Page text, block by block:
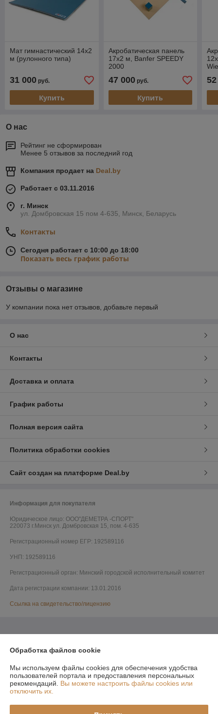
Мат гимнастический 14х2
м (рулонного типа)
31 000 руб.
Купить
Акробатическая панель
17х2 м, Banfer SPEEDY
2000
47 000руб.
Купить
О нас
Рейтинг не сформирован
Менее 5 отзывов за последний год
Компания продает на Deal.by
Работает с 03.11.2016
г. Минск
ул. Домбровская 15 пом 4-635, Минск, Беларусь
Контакты
Сегодня работает с 10:00 до 18:00
Показать весь график работы
Отзывы о магазине
У компании пока нет отзывов, добавьте первый
О нас
Контакты
Доставка и оплата
График работы
Полная версия сайта
Политика обработки cookies
Сайт создан на платформе Deal.by
Информация для покупателя
Юридическое лицо: ООО"ДЕМЕТРА -СПОРТ"
220073 г.Минск ул. Домбровская 15, пом. 4-635
Регистрационный номер ЕГР: 192589116
УНП: 192589116
Регистрационный орган: Минский городской исполнительный комитет
Дата регистрации компании: 13.01.2016
Ссылка на свидетельство/лицензию
Обработка файлов cookie
Мы используем файлы cookies для обеспечения удобства
пользователей портала и предоставления персональных
рекомендаций. Вы можете настроить файлы cookies или
отключить их.